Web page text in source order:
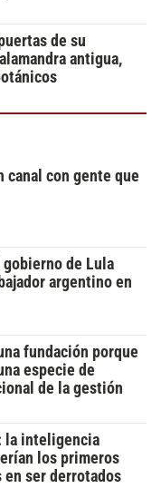
de su
antigua,
canal con gente que
de Lula
argentino en
fundación porque
especie de
de la gestión
la inteligencia
los primeros
en ser derrotados